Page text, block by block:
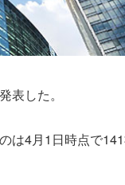
表した。
は4月1日時点で